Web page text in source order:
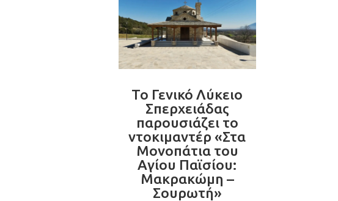
Το Γενικό Λύκειο
Σπερχειάδας
παρουσιάζει το
ντοκιμαντέρ «Στα
Μονοπάτια του
Αγίου Παϊσίου:
Μακρακώμη –
Σουρωτή»